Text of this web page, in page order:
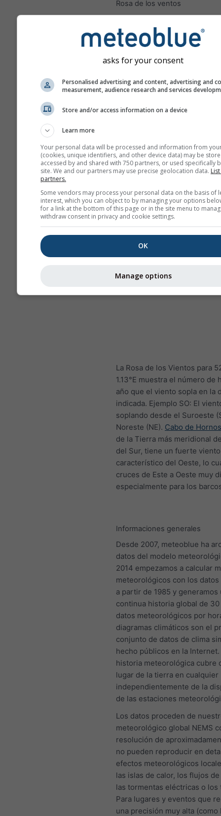
Rosa de los ventos
La Rosa de los Vientos para
1.13°E muestra el número de
año que el viento sopla en la
indicada. Ejemplo SO: El
soplando desde el Suroeste
Noreste (NE). Cabo de Hornos
de la Tierra más meridional
del Sur, tiene un fuerte viento
característico del Oeste, lo
cruces de Este a Oeste muy
especialmente para los
Informaciones generales
Desde 2007, meteoblue ha
datos del modelo
2014 empezamos a calcular
meteorológicos con los
a partir de 1985 y generamos
continua historia global de
datos meteorológicos por
diagramas climáticos son el
conjunto de datos de clima
hecho públicos en la
historia meteorológica cubre
lugar de la tierra en cualquier
independientemente de la
de las estaciones
Los datos proceden de
meteorológico global NEMS
resolución de
no pueden reproducir en
efectos meteorológicos
las islas de calor, los flujos
las tormentas eléctricas o los
Para lugares y eventos que
una precisión muy alta (como
asks for your consent
Personalised advertising and content, advertising and
measurement, audience research and services
Store and/or access information on a device
Learn more
Your personal data will be processed and information from
(cookies, unique identifiers, and other device data) may be
accessed by and shared with 750 partners, or used specifically
site. We and our partners may use precise geolocation data.
partners.
Some vendors may process your personal data on the basis of
interest, which you can object to by managing your options
for a link at the bottom of this page or in the site menu to
withdraw consent in privacy and cookie settings.
OK
Manage options